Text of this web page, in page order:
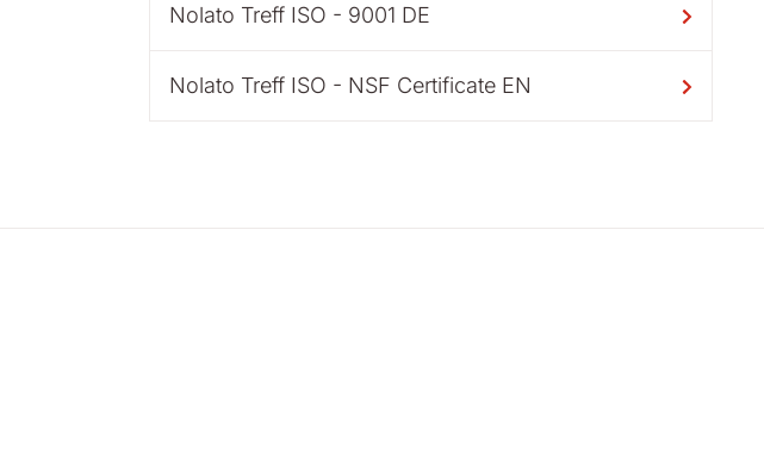
Nolato Treff ISO - 9001 DE
Nolato Treff ISO - NSF Certificate EN